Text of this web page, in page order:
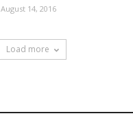
August 14, 2016
Load more